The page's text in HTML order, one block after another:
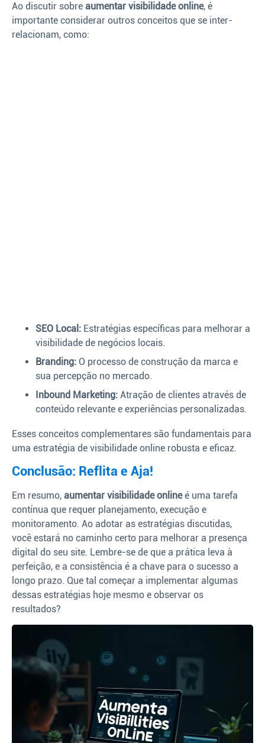
Ao discutir sobre aumentar visibilidade online, é
importante considerar outros conceitos que se inter-
relacionam, como:
SEO Local: Estratégias específicas para melhorar a
visibilidade de negócios locais.
Branding: O processo de construção da marca e
sua percepção no mercado.
Inbound Marketing: Atração de clientes através de
conteúdo relevante e experiências personalizadas.
Esses conceitos complementares são fundamentais para
uma estratégia de visibilidade online robusta e eficaz.
Conclusão: Reflita e Aja!
Em resumo, aumentar visibilidade onlineé uma tarefa
contínua que requer planejamento, execução e
monitoramento. Ao adotar as estratégias discutidas,
você estará no caminho certo para melhorar a presença
digital do seu site. Lembre-se de que a prática leva à
perfeição, e a consistência é a chave para o sucesso a
longo prazo. Que tal começar a implementar algumas
dessas estratégias hoje mesmo e observar os
resultados?